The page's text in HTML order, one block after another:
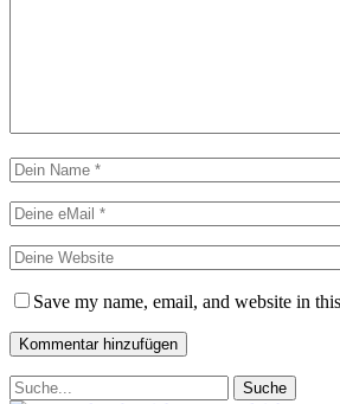
Save my name, email, and website in